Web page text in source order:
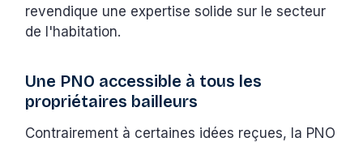
revendique une expertise solide sur le secteur
de l'habitation.
Une PNO accessible à tous les
propriétaires bailleurs
Contrairement à certaines idées reçues, la PNO